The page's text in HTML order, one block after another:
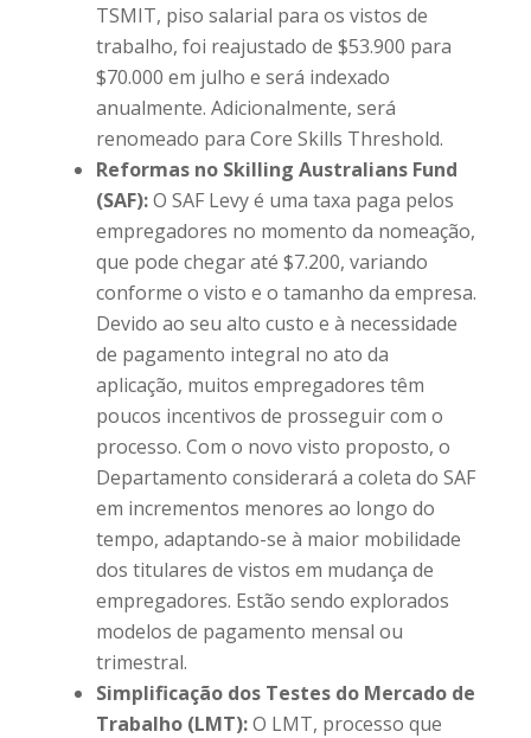
TSMIT, piso salarial para os vistos de
trabalho, foi reajustado de $53.900 para
$70.000 em julho e será indexado
anualmente. Adicionalmente, será
renomeado para Core Skills Threshold.
Reformas no Skilling Australians Fund
(SAF):O SAF Levy é uma taxa paga pelos
empregadores no momento da nomeação,
que pode chegar até $7.200, variando
conforme o visto e o tamanho da empresa.
Devido ao seu alto custo e à necessidade
de pagamento integral no ato da
aplicação, muitos empregadores têm
poucos incentivos de prosseguir com o
processo. Com o novo visto proposto, o
Departamento considerará a coleta do SAF
em incrementos menores ao longo do
tempo, adaptando-se à maior mobilidade
dos titulares de vistos em mudança de
empregadores. Estão sendo explorados
modelos de pagamento mensal ou
trimestral.
Simplificação dos Testes do Mercado de
Trabalho (LMT):O LMT, processo que